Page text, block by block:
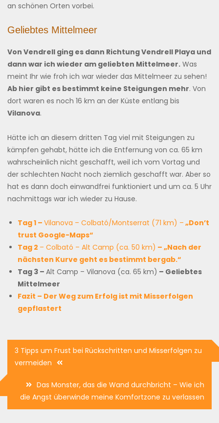
an schönen Orten vorbei.
Geliebtes Mittelmeer
Von Vendrell ging es dann Richtung Vendrell Playa und
dann war ich wieder am geliebten Mittelmeer. Was
meint Ihr wie froh ich war wieder das Mittelmeer zu sehen!
Ab hier gibt es bestimmt keine Steigungen mehr. Von
dort waren es noch 16 km an der Küste entlang bis
Vilanova.
Hätte ich an diesem dritten Tag viel mit Steigungen zu
kämpfen gehabt, hätte ich die Entfernung von ca. 65 km
wahrscheinlich nicht geschafft, weil ich vom Vortag und
der schlechten Nacht noch ziemlich geschafft war. Aber so
hat es dann doch einwandfrei funktioniert und um ca. 5 Uhr
nachmittags war ich wieder zu Hause.
Tag 1 – Vilanova – Colbató/Montserrat (71 km) – „Don’t
trust Google-Maps“
Tag 2 – Colbató – Alt Camp (ca. 50 km) – „Nach der
nächsten Kurve geht es bestimmt bergab.“
Tag 3 – Alt Camp – Vilanova (ca. 65 km) – Geliebtes
Mittelmeer
Fazit – Der Weg zum Erfolg ist mit Misserfolgen
gepflastert
Beitragsnavigation
3 Tipps um Frust bei Rückschritten und Misserfolgen zu
vermeiden
Das Monster, das die Wand durchbricht – Wie ich
die Angst überwinde meine Komfortzone zu verlassen